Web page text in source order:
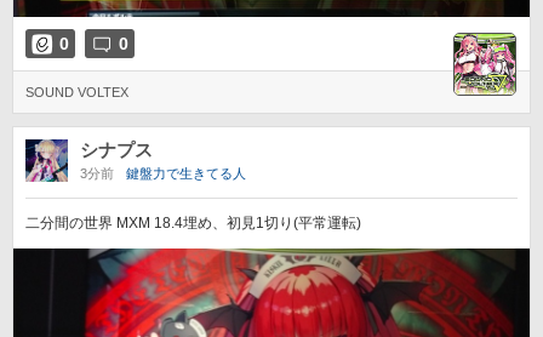
0 0
SOUND VOLTEX
シナプス
3分前 鍵盤力で生きてる人
二分間の世界 MXM 18.4埋め、初見1切り(平常運転)